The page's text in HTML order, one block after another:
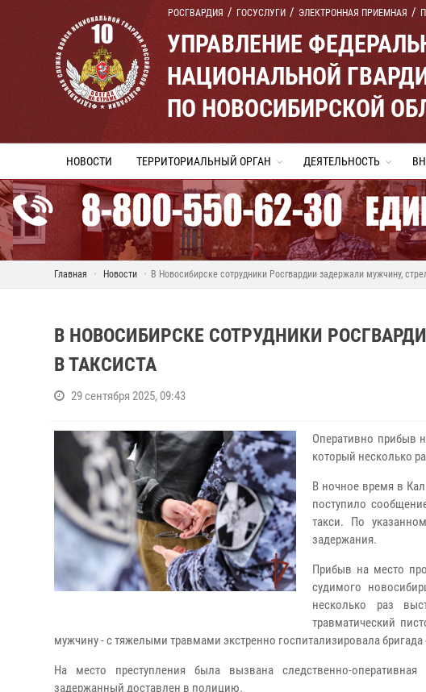
РОСГВАРДИЯ ГОСУСЛУГИ ЭЛЕКТРОННАЯ ПРИЕМНАЯ
УПРАВЛЕНИЕ
НАЦИОНАЛЬНОЙ
ПО НОВОСИБИРСКОЙ
НОВОСТИ ТЕРРИТОРИАЛЬНЫЙ ОРГАН ДЕЯТЕЛЬНОСТЬ
Главная Новости В Новосибирске сотрудники Росгвардии задержали мужчину,
В НОВОСИБИРСКЕ СОТРУДНИКИ
В ТАКСИСТА
29 сентября 2025, 09:43
Оперативно прибыв
который несколько
В ночное время в
поступило
такси. По
задержания.
Прибыв на место
судимого
несколько раз
травматический
мужчину - с тяжелыми травмами экстренно госпитализировала
На место преступления была вызвана следственно-
задержанный доставлен в полицию.